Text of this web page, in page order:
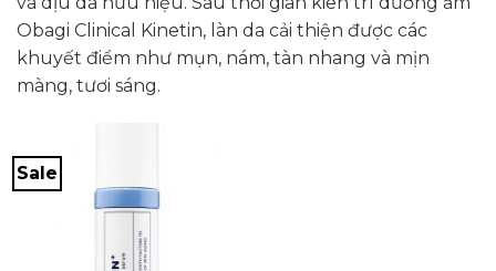
Obagi Clinical Kinetin, làn da cải thiện được các
khuyết điểm như mụn, nám, tàn nhang và mịn
màng, tươi sáng.
Sale